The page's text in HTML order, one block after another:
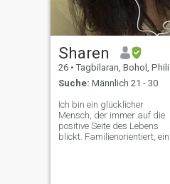
Sharen
26 • Tagbilaran, Bohol, Philippinen
Suche: Männlich 21 - 30
Ich bin ein glücklicher
Mensch, der immer auf die
positive Seite des Lebens
blickt. Familienorientiert, ein